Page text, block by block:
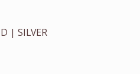
| SILVER